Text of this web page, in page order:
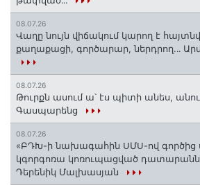
08.07.26
Վաղը նույն վիճակում կարող է
քաղաքացի, գործարար, ներդրող.․․
08.07.26
Թուրքն ասում ա՝ էս պիտի անես,
Գասպարենց
08.07.26
«ԲԴԽ-ի նախագահին ՍՄՍ-ով գործից
կգորգոռա կոռուպացված
Դերենիկ Մալխասյան